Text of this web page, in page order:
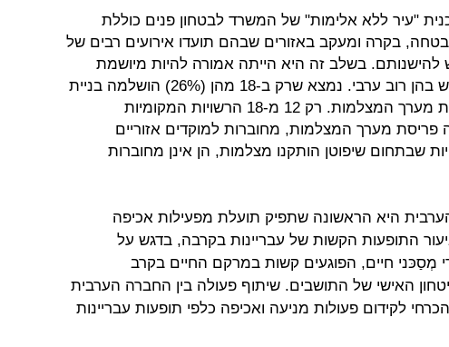
"עיר ללא אלימות" של המשרד לבטחון פנים כוללת
בקרה ומעקב באזורים שבהם תועדו אירועים רבים של
להישנותם. בשלב זה היא הייתה אמורה להיות מיושמת
ב-59 רשויות מקומיות שיש בהן רוב ערבי. נמצא שרק ב-18 מהן (26%) הושלמה בניית
התשתית הדרושה להצבת מערך המצלמות. רק 12 מ-18 הרשויות המקומיות
פריסת מערך המצלמות, מחוברות למוקדים אזוריים
שבתחום שיפוטן הותקנו מצלמות, הן אינן מחוברות
היא הראשונה שתפיק תועלת מפעילות אכיפה
התופעות הקשות של עבריינות בקרבה, בדגש על
מְסַכּני חיים, הפוגעים קשות במרקם החיים בקרב
האישי של התושבים. שיתוף פעולה בין החברה הערבית
לקידום פעולות מניעה ואכיפה כלפי תופעות עבריינות